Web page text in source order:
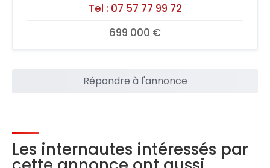
Tel : 07 57 77 99 72
699 000 €
Répondre à l'annonce
Les internautes intéressés par